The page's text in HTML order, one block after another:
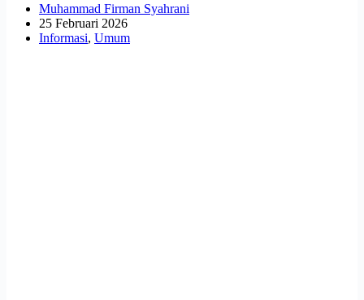
Muhammad Firman Syahrani
25 Februari 2026
Informasi, Umum